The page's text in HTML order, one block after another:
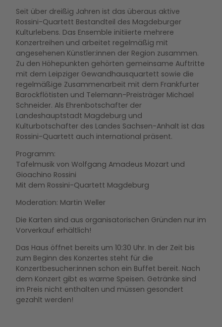
Seit über dreißig Jahren ist das überaus aktive
Rossini-Quartett Bestandteil des Magdeburger
Kulturlebens. Das Ensemble initiierte mehrere
Konzertreihen und arbeitet regelmäßig mit
angesehenen Künstler:innen der Region zusammen.
Zu den Höhepunkten gehörten gemeinsame Auftritte
mit dem Leipziger Gewandhausquartett sowie die
regelmäßige Zusammenarbeit mit dem Frankfurter
Barockflötisten und Telemann-Preisträger Michael
Schneider. Als Ehrenbotschafter der
Landeshauptstadt Magdeburg und
Kulturbotschafter des Landes Sachsen-Anhalt ist das
Rossini-Quartett auch international präsent.
Programm:
Tafelmusik von Wolfgang Amadeus Mozart und
Gioachino Rossini
Mit dem Rossini-Quartett Magdeburg
Moderation: Martin Weller
Die Karten sind aus organisatorischen Gründen nur im
Vorverkauf erhältlich!
Das Haus öffnet bereits um 10:30 Uhr. In der Zeit bis
zum Beginn des Konzertes steht für die
Konzertbesucher:innen schon ein Buffet bereit. Nach
dem Konzert gibt es warme Speisen. Getränke sind
im Preis nicht enthalten und müssen gesondert
gezahlt werden!